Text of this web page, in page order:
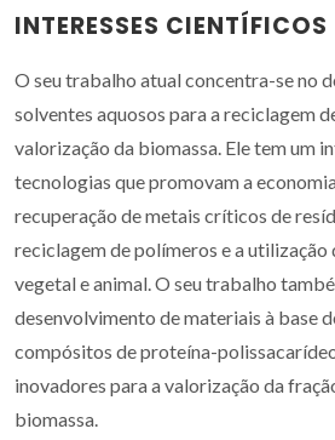
INTERESSES CIENTÍFICOS
O seu trabalho atual concentra-se no
solventes aquosos para a reciclagem
valorização da biomassa. Ele tem um
tecnologias que promovam a
recuperação de metais críticos de
reciclagem de polímeros e a utilização
vegetal e animal. O seu trabalho
desenvolvimento de materiais à base
compósitos de proteína-
inovadores para a valorização da
biomassa.